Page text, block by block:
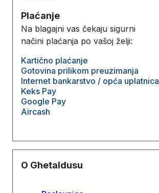
Plaćanje
Na blagajni vas čekaju sigurni
načini plaćanja po vašoj želji:
Kartično plaćanje
Gotovina prilikom preuzimanja
Internet bankarstvo / opća uplatnica
Keks Pay
Google Pay
Aircash
O Ghetaldusu